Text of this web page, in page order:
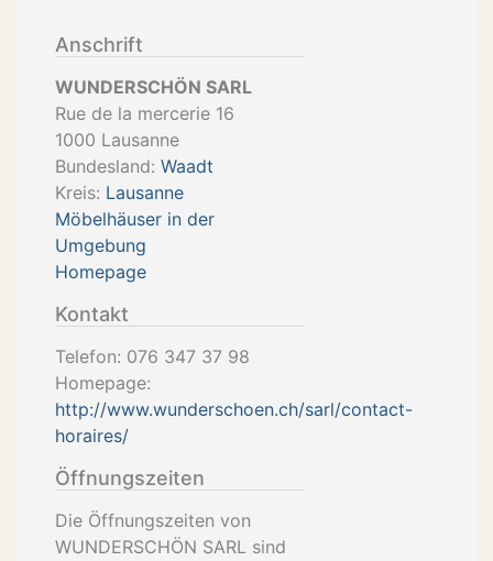
Anschrift
WUNDERSCHÖN SARL
Rue de la mercerie 16
1000 Lausanne
Bundesland: Waadt
Kreis: Lausanne
Möbelhäuser in der
Umgebung
Homepage
Kontakt
Telefon: 076 347 37 98
Homepage:
http://www.wunderschoen.ch/sarl/contact-
horaires/
Öffnungszeiten
Die Öffnungszeiten von
WUNDERSCHÖN SARL sind